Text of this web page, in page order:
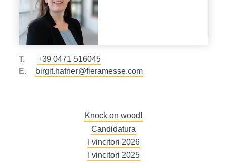
T.
+39 0471 516045
E.
birgit.hafner@fieramesse.com
Knock on wood!
Candidatura
I vincitori 2026
I vincitori 2025